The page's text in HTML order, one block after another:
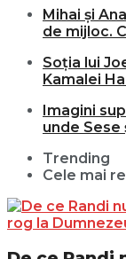
Mihai și
de mijloc.
Soția lui
Kamalei
Imagini
unde Sese
Trending
Cele mai